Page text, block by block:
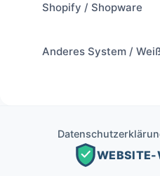
Shopify / Shopware
Anderes System /
WEBSITE-